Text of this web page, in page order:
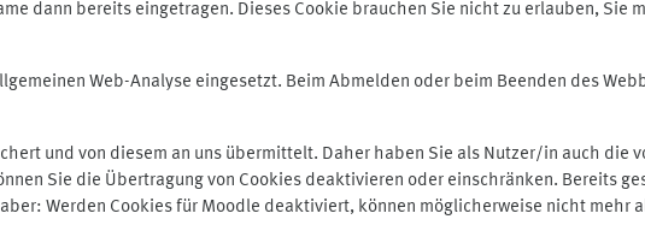
dann bereits eingetragen. Dieses Cookie brauchen Sie nicht zu erlauben, Sie
Web-Analyse eingesetzt. Beim Abmelden oder beim Beenden des
und von diesem an uns übermittelt. Daher haben Sie als Nutzer/in auch die
Sie die Übertragung von Cookies deaktivieren oder einschränken. Bereits
Werden Cookies für Moodle deaktiviert, können möglicherweise nicht mehr